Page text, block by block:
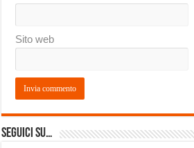
Sito web
Seguici su…